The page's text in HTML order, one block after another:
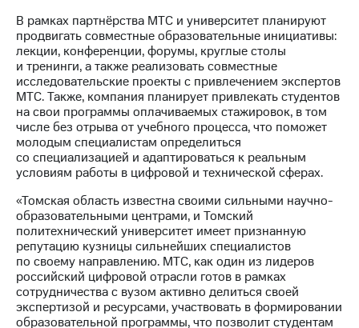
Новости
в
регионе
и акционерам
Корпоративное
управление
Корпоративный
секретарь
Раскрытие
информации
Информация
акционерам
Документы
ПАО
"МТС"
Собрания
акционеров
В рамках партнёрства МТС и университет планируют
продвигать совместные образовательные инициативы:
лекции, конференции, форумы, круглые столы
и тренинги, а также реализовать совместные
исследовательские проекты с привлечением экспертов
МТС. Также, компания планирует привлекать студентов
на свои программы оплачиваемых стажировок, в том
числе без отрыва от учебного процесса, что поможет
молодым специалистам определиться
со специализацией и адаптироваться к реальным
условиям работы в цифровой и технической сферах.
«Томская область известна своими сильными научно-
образовательными центрами, и Томский
политехнический университет имеет признанную
репутацию кузницы сильнейших специалистов
по своему направлению. МТС, как один из лидеров
российский цифровой отрасли готов в рамках
сотрудничества с вузом активно делиться своей
экспертизой и ресурсами, участвовать в формировании
образовательной программы, что позволит студентам